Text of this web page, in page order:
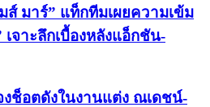
มาร์” แท็กทีมเผยความเข้ม
จาะลึกเบื้องหลังแอ็กชัน-
งช็อตดังในงานแต่ง ณเดชน์-